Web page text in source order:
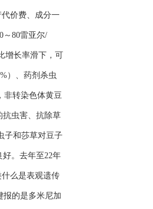
价费、成分一
～80雷亚尔/
增长率滑下，可
）、药剂杀虫
非转染色体黄豆
抗虫害、抗除草
子和莎草对豆子
。去年至22年
么是表观遗传
的是多米尼加